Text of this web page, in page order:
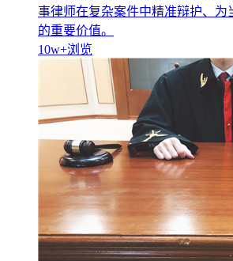
事律师在复杂案件中精准辩护、为
的重要价值。
10w+浏览